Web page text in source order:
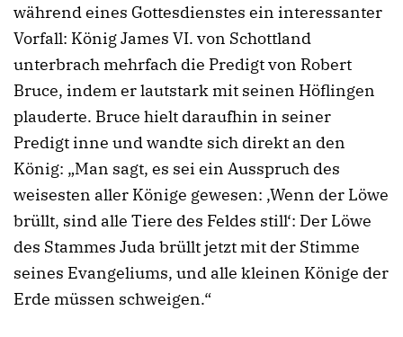
während eines Gottesdienstes ein interessanter
Vorfall: König James VI. von Schottland
unterbrach mehrfach die Predigt von Robert
Bruce, indem er lautstark mit seinen Höflingen
plauderte. Bruce hielt daraufhin in seiner
Predigt inne und wandte sich direkt an den
König: „Man sagt, es sei ein Ausspruch des
weisesten aller Könige gewesen: ‚Wenn der Löwe
brüllt, sind alle Tiere des Feldes still‘: Der Löwe
des Stammes Juda brüllt jetzt mit der Stimme
seines Evangeliums, und alle kleinen Könige der
Erde müssen schweigen.“